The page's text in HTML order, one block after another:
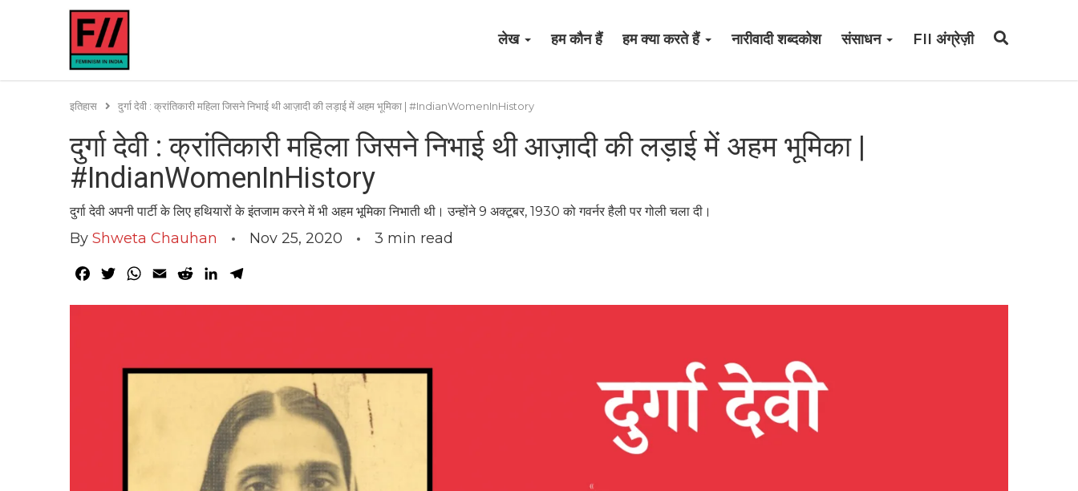
लेख हम कौन हैं हम क्या करते हैं नारीवादी शब्दकोश संसाधन FII अंग्रेज़ी
इतिहास दुर्गा देवी : क्रांतिकारी महिला जिसने निभाई थी आज़ादी की लड़ाई में अहम भूमिका | #IndianWomenInHistory
दुर्गा देवी : क्रांतिकारी महिला जिसने निभाई थी आज़ादी की लड़ाई में अहम भूमिका |
#IndianWomenInHistory
दुर्गा देवी अपनी पार्टी के लिए हथियारों के इंतजाम करने में भी अहम भूमिका निभाती थी। उन्होंने 9 अक्टूबर, 1930 को गवर्नर हैली पर गोली चला दी।
By Shweta Chauhan Nov 25, 2020 3 min read
Facebook
TwitterWhatsApp
Email RedditLinkedIn